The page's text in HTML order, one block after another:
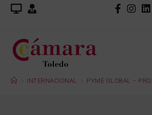
INTERNACIONAL PYME GLOBAL –